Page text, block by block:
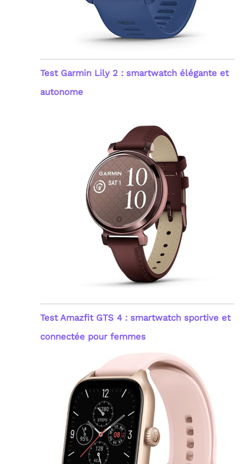
Test Garmin Lily 2 : smartwatch élégante et
autonome
Test Amazfit GTS 4 : smartwatch sportive et
connectée pour femmes